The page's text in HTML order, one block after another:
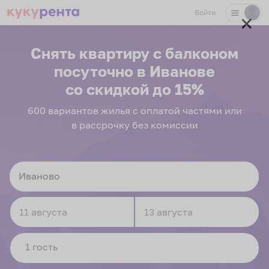
Войти
Снять квартиру с балконом
посуточно в Иванове
со скидкой до 15%
600 вариантов жилья с оплатой частями или
в рассрочку без комиссии
Navigate
forward
to
Navigate
to
✕